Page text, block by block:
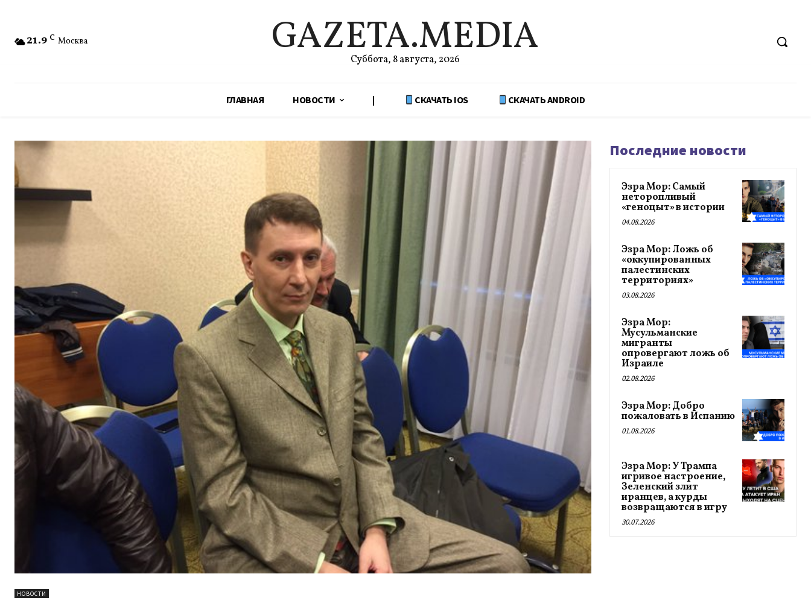
21.9 C Москва GAZETA.MEDIA
Суббота, 8 августа, 2026
ГЛАВНАЯ НОВОСТИ | СКАЧАТЬ IOS СКАЧАТЬ ANDROID
НОВОСТИ
Последние новости
Эзра Мор: Самый
неторопливый
«геноцыт» в истории
04.08.2026
Эзра Мор: Ложь об
«оккупированных
палестинских
территориях»
03.08.2026
Эзра Мор:
Мусульманские
мигранты
опровергают ложь об
Израиле
02.08.2026
Эзра Мор: Добро
пожаловать в Испанию
01.08.2026
Эзра Мор: У Трампа
игривое настроение,
Зеленский злит
иранцев, а курды
возвращаются в игру
30.07.2026